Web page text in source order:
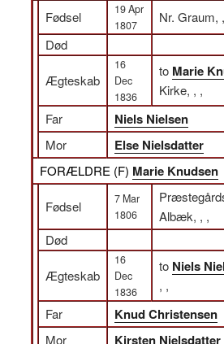
Fødsel
19 Apr
1807
Nr. Graum,
Død
Ægteskab
16
Dec
1836
to Marie
Kirke, , ,
Far
Niels Nielsen
Mor Else Nielsdatter
FORÆLDRE (F) Marie Knudsen
Fødsel
7 Mar
1806
Albæk, , ,
Død
Ægteskab
16
Dec
1836
to Niels
, ,
Far
Knud Christensen
Mor Kirsten Nielsdatter